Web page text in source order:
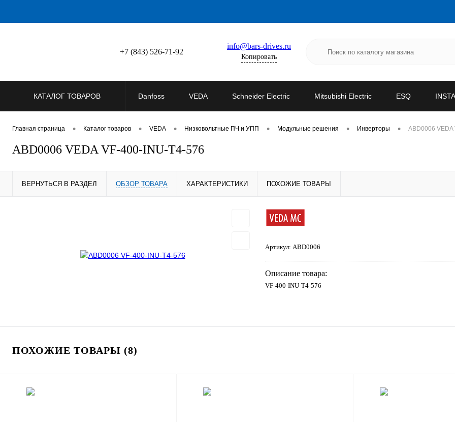
+7 (843) 526-71-92
info@bars-drives.ru
Копировать
КАТАЛОГ ТОВАРОВ Danfoss VEDA Schneider Electric Mitsubishi Electric ESQ
Главная страница • Каталог товаров • VEDA • Низковольтные ПЧ и УПП • Модульные решения • Инверторы • ABD0006 VEDA
ABD0006 VEDA VF-400-INU-T4-576
ВЕРНУТЬСЯ В РАЗДЕЛ ОБЗОР ТОВАРА ХАРАКТЕРИСТИКИ ПОХОЖИЕ ТОВАРЫ
Артикул: ABD0006
Описание товара:
VF-400-INU-T4-576
ПОХОЖИЕ ТОВАРЫ (8)